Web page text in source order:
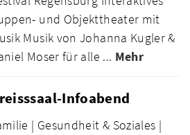
und Objekttheater mit
Musik von Johanna Kugler &
Moser für alle ... Mehr
Infoabend
| Gesundheit & Soziales |